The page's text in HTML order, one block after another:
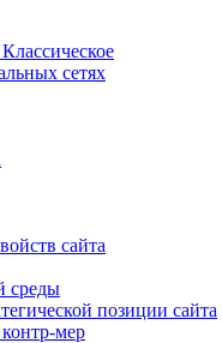
сетях
сайта
среды
позиции сайта
мер